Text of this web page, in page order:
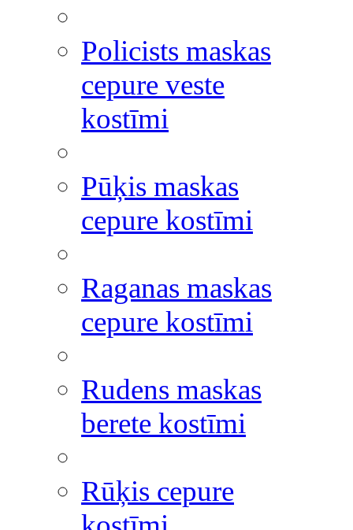
Policists maskas
cepure veste
kostīmi
Pūķis maskas
cepure kostīmi
Raganas maskas
cepure kostīmi
Rudens maskas
berete kostīmi
Rūķis cepure